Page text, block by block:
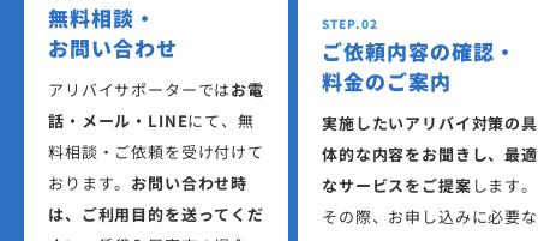
無料相談・
お問い合わせ
アリバイサポーターではお電
話・メール・LINEにて、無
料相談・ご依頼を受け付けて
おります。 お問い合わせ時
は、ご利用目的を送ってくだ
STEP.02
ご依頼内容の確認・
料金のご案内
実施したいアリバイ対策の具
体的な内容をお聞きし、最適
なサービスをご提案 します。
その際、お申し込みに必要な